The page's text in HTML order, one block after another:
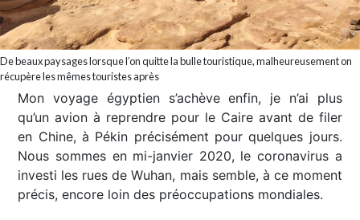
De beaux paysages lorsque l’on quitte la bulle touristique, malheureusement on
récupère les mêmes touristes après
Mon voyage égyptien s’achève enfin, je n’ai plus
qu’un avion à reprendre pour le Caire avant de filer
en Chine, à Pékin précisément pour quelques jours.
Nous sommes en mi-janvier 2020, le coronavirus a
investi les rues de Wuhan, mais semble, à ce moment
précis, encore loin des préoccupations mondiales.